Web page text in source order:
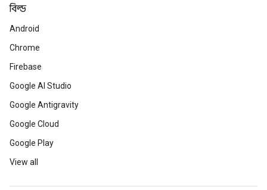
বিল্ড
Android
Chrome
Firebase
Google AI Studio
Google Antigravity
Google Cloud
Google Play
View all